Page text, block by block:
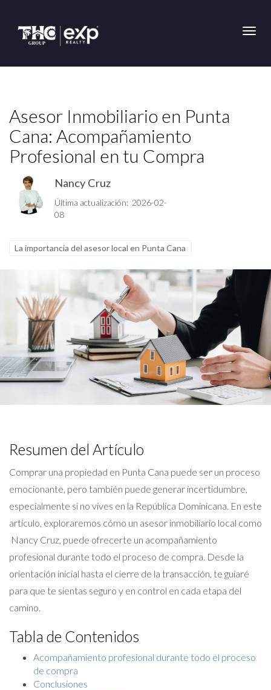
Asesor Inmobiliario en Punta
Cana: Acompañamiento
Profesional en tu Compra
Nancy Cruz
Última actualización: 2026-02-
08
La importancia del asesor local en Punta Cana
Resumen del Artículo
Comprar una propiedad en Punta Cana puede ser un proceso
emocionante, pero también puede generar incertidumbre,
especialmente si no vives en la República Dominicana. En este
artículo, exploraremos cómo un asesor inmobiliario local como
Nancy Cruz, puede ofrecerte un acompañamiento
profesional durante todo el proceso de compra. Desde la
orientación inicial hasta el cierre de la transacción, te guiaré
para que te sientas seguro y en control en cada etapa del
camino.
Tabla de Contenidos
Acompañamiento profesional durante todo el proceso
de compra
Conclusiones